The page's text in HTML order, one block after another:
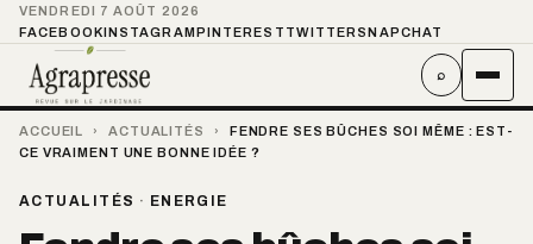
VENDREDI 7 AOÛT 2026
FACEBOOKINSTAGRAMPINTEREST TWITTER SNAPCHAT
⌕
ACCUEIL › ACTUALITÉS ›
FENDRE SES BÛCHES SOI MÊME : EST-
CE VRAIMENT UNE BONNE IDÉE ?
ACTUALITÉS · ENERGIE